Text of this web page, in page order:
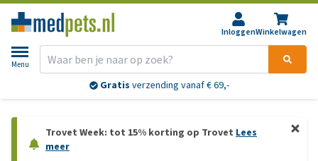
InloggenWinkelwagen
Menu
Gratis verzending vanaf € 69,-
Trovet Week: tot 15% korting op Trovet Lees
meer